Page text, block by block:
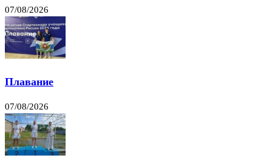
07/08/2026
Плавание
07/08/2026